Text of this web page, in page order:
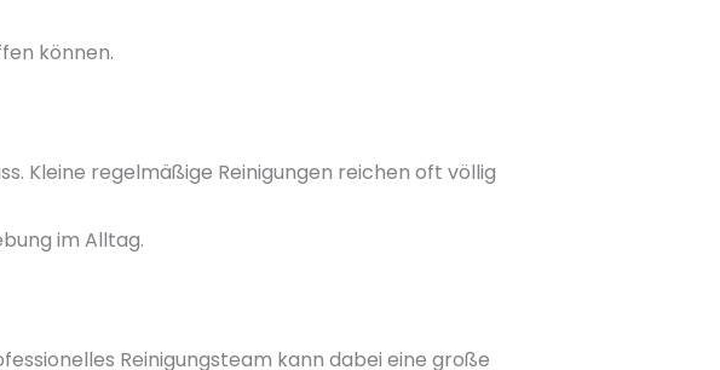
können.
Kleine regelmäßige Reinigungen reichen oft völlig
im Alltag.
Reinigungsteam kann dabei eine große